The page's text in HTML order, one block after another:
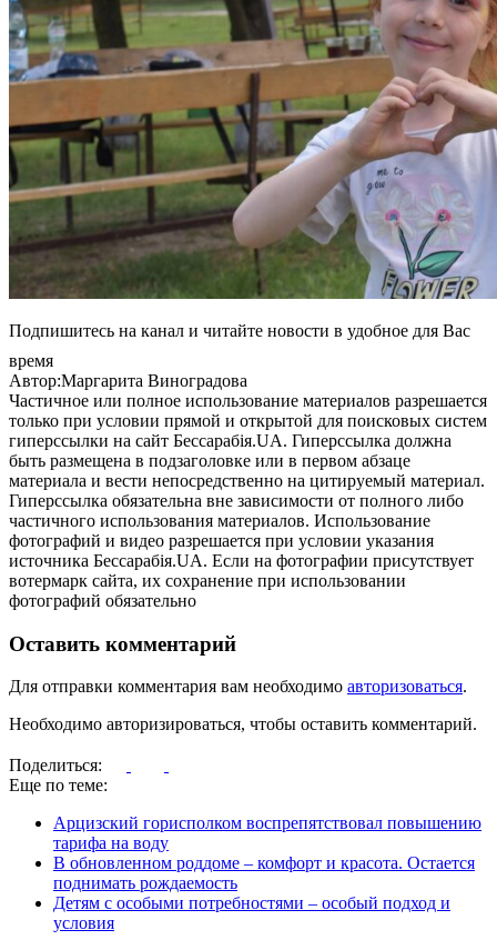
Подпишитесь на канал и читайте новости в удобное для Вас
время
Автор:Маргарита Виноградова
Частичное или полное использование материалов разрешается
только при условии прямой и открытой для поисковых систем
гиперссылки на сайт Бессарабія.UA. Гиперссылка должна
быть размещена в подзаголовке или в первом абзаце
материала и вести непосредственно на цитируемый материал.
Гиперссылка обязательна вне зависимости от полного либо
частичного использования материалов. Использование
фотографий и видео разрешается при условии указания
источника Бессарабія.UA. Если на фотографии присутствует
вотермарк сайта, их сохранение при использовании
фотографий обязательно
Оставить комментарий
Для отправки комментария вам необходимо авторизоваться.
Необходимо авторизироваться, чтобы оставить комментарий.
Поделиться:
Еще по теме:
Арцизский горисполком воспрепятствовал повышению
тарифа на воду
В обновленном роддоме – комфорт и красота. Остается
поднимать рождаемость
Детям с особыми потребностями – особый подход и
условия